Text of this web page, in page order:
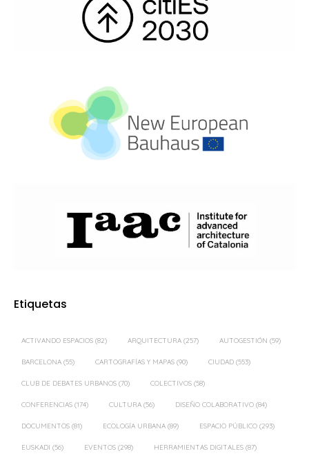
Etiquetas
ACTIVANDO ESPACIOS (82) ARQUITECTURA (257) AUTOGESTIÓN (59)
BARCELONA (55) CARTOGRAFÍAS Y MAPAS (90) CIUDAD (553)
CLUB DE DEBATES URBANOS (70) COLECTIVOS (58)
CONFERENCIAS (174) CULTURA (56) DISEÑO COLABORATIVO (84)
DOCUMENTOS (81) ECOLOGÍA URBANA (89) ESPACIO PÚBLICO (293)
EUSKADI (56) EVENTOS (298) HERRAMIENTAS DIGITALES (87)